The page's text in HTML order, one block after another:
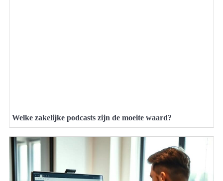
Welke zakelijke podcasts zijn de moeite waard?